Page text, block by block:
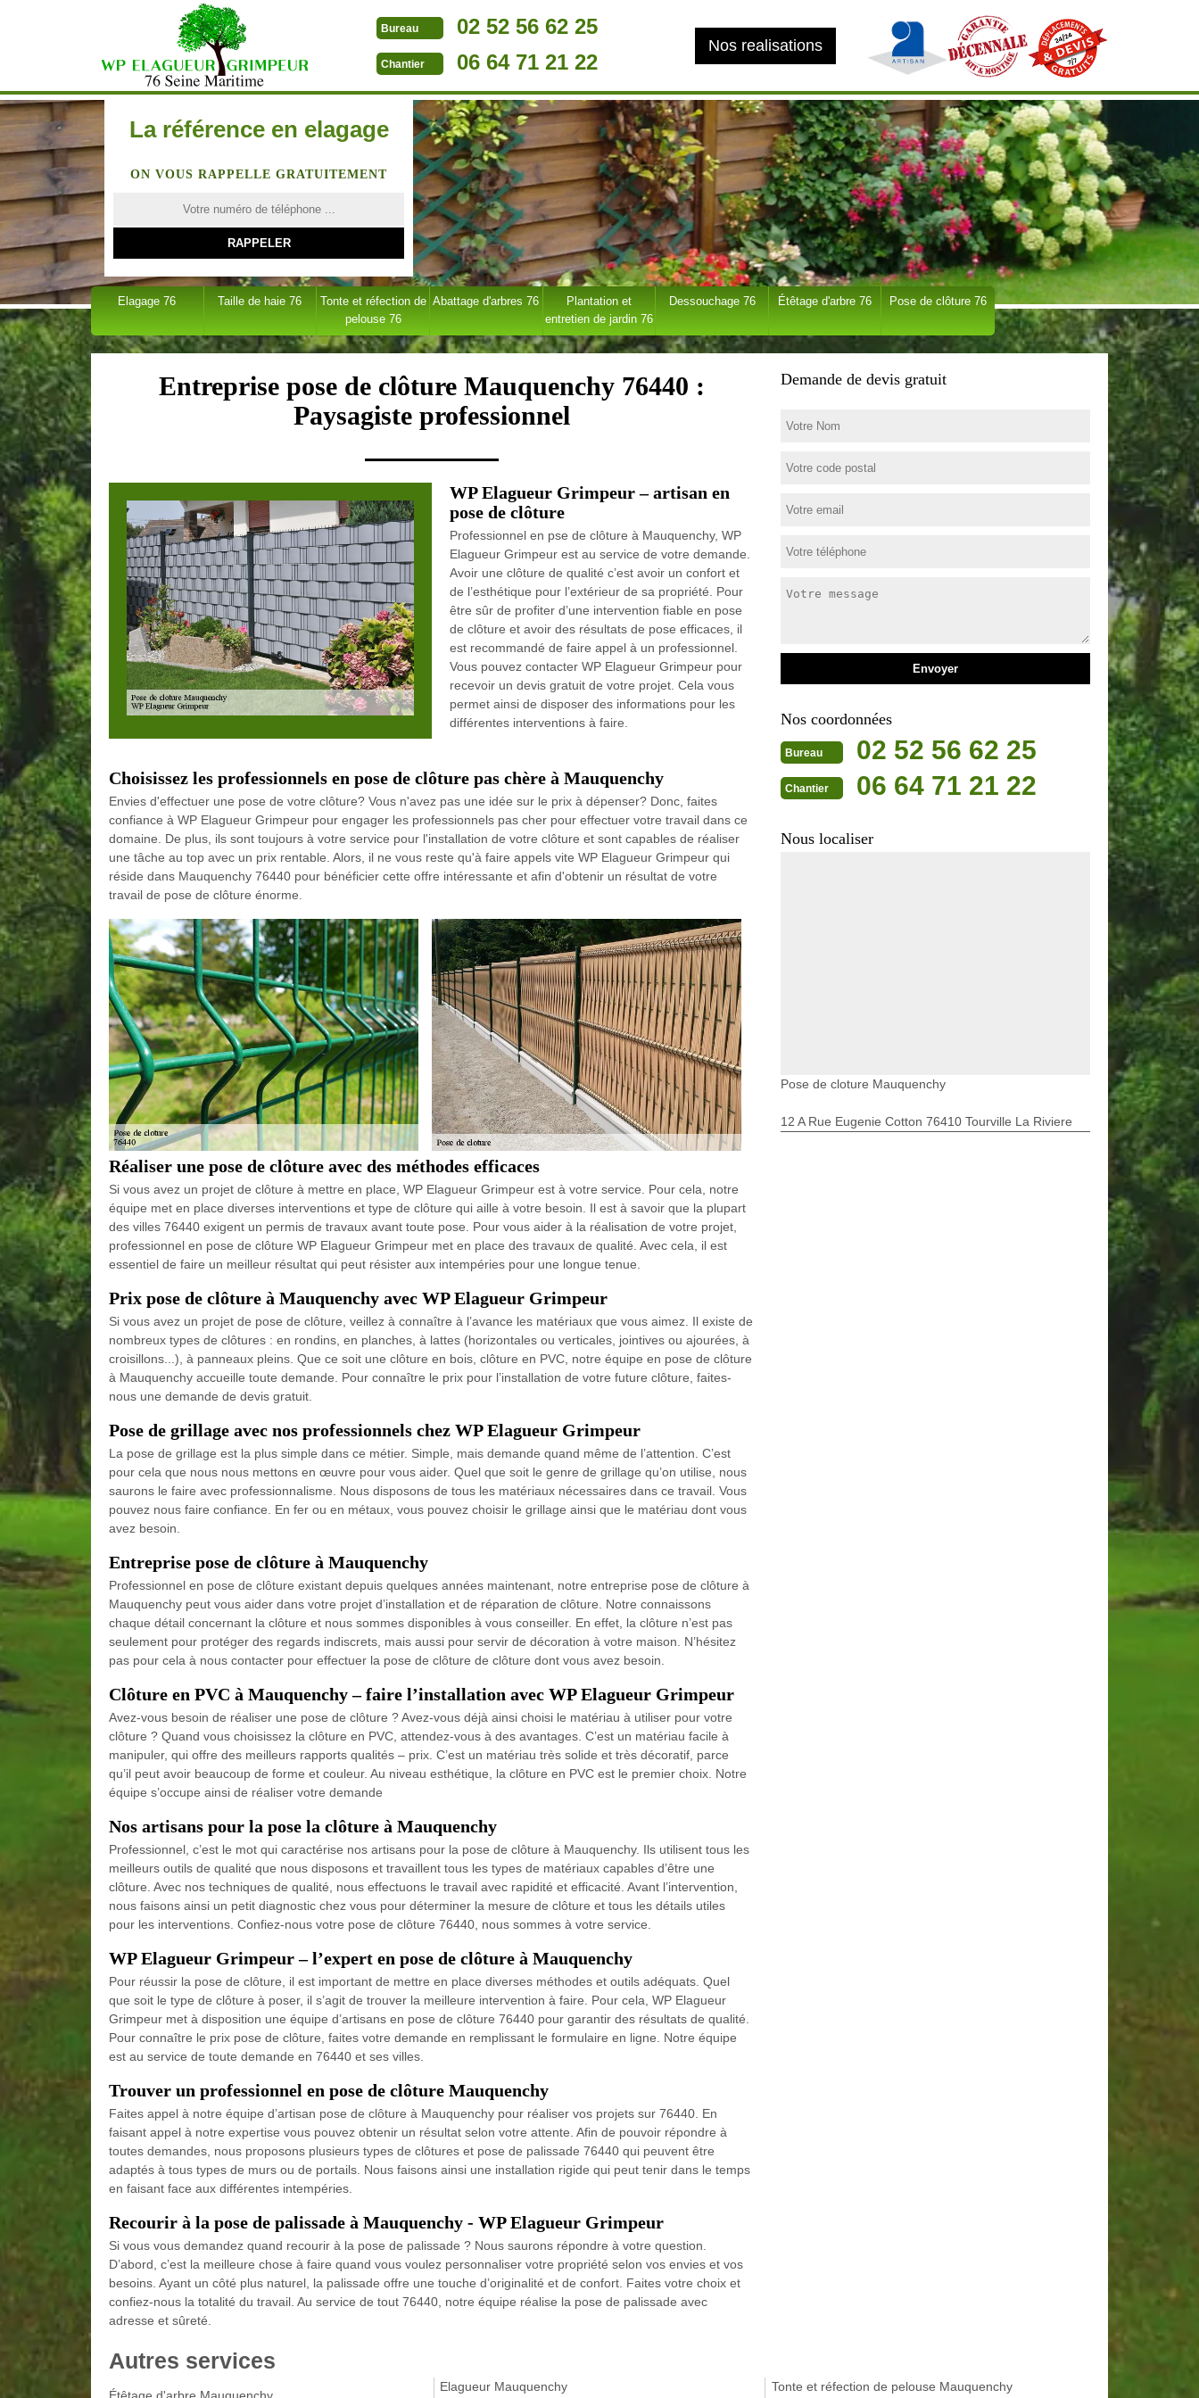
Bureau 02 52 56 62 25
Chantier 06 64 71 21 22
Nos realisations
La référence en elagage
ON VOUS RAPPELLE GRATUITEMENT
Elagage 76 Taille de haie 76
Tonte et réfection de
pelouse 76
Abattage d'arbres 76
Plantation et
entretien de jardin 76
Dessouchage 76 Étêtage d'arbre 76 Pose de clôture 76
Entreprise pose de clôture Mauquenchy 76440 :
Paysagiste professionnel
WP Elagueur Grimpeur – artisan en
pose de clôture
Professionnel en pse de clôture à Mauquenchy, WP
Elagueur Grimpeur est au service de votre demande.
Avoir une clôture de qualité c’est avoir un confort et
de l’esthétique pour l’extérieur de sa propriété. Pour
être sûr de profiter d’une intervention fiable en pose
de clôture et avoir des résultats de pose efficaces, il
est recommandé de faire appel à un professionnel.
Vous pouvez contacter WP Elagueur Grimpeur pour
recevoir un devis gratuit de votre projet. Cela vous
permet ainsi de disposer des informations pour les
différentes interventions à faire.
Choisissez les professionnels en pose de clôture pas chère à Mauquenchy
Envies d'effectuer une pose de votre clôture? Vous n'avez pas une idée sur le prix à dépenser? Donc, faites
confiance à WP Elagueur Grimpeur pour engager les professionnels pas cher pour effectuer votre travail dans ce
domaine. De plus, ils sont toujours à votre service pour l'installation de votre clôture et sont capables de réaliser
une tâche au top avec un prix rentable. Alors, il ne vous reste qu'à faire appels vite WP Elagueur Grimpeur qui
réside dans Mauquenchy 76440 pour bénéficier cette offre intéressante et afin d'obtenir un résultat de votre
travail de pose de clôture énorme.
Réaliser une pose de clôture avec des méthodes efficaces
Si vous avez un projet de clôture à mettre en place, WP Elagueur Grimpeur est à votre service. Pour cela, notre
équipe met en place diverses interventions et type de clôture qui aille à votre besoin. Il est à savoir que la plupart
des villes 76440 exigent un permis de travaux avant toute pose. Pour vous aider à la réalisation de votre projet,
professionnel en pose de clôture WP Elagueur Grimpeur met en place des travaux de qualité. Avec cela, il est
essentiel de faire un meilleur résultat qui peut résister aux intempéries pour une longue tenue.
Prix pose de clôture à Mauquenchy avec WP Elagueur Grimpeur
Si vous avez un projet de pose de clôture, veillez à connaître à l’avance les matériaux que vous aimez. Il existe de
nombreux types de clôtures : en rondins, en planches, à lattes (horizontales ou verticales, jointives ou ajourées, à
croisillons...), à panneaux pleins. Que ce soit une clôture en bois, clôture en PVC, notre équipe en pose de clôture
à Mauquenchy accueille toute demande. Pour connaître le prix pour l’installation de votre future clôture, faites-
nous une demande de devis gratuit.
Pose de grillage avec nos professionnels chez WP Elagueur Grimpeur
La pose de grillage est la plus simple dans ce métier. Simple, mais demande quand même de l’attention. C’est
pour cela que nous nous mettons en œuvre pour vous aider. Quel que soit le genre de grillage qu’on utilise, nous
saurons le faire avec professionnalisme. Nous disposons de tous les matériaux nécessaires dans ce travail. Vous
pouvez nous faire confiance. En fer ou en métaux, vous pouvez choisir le grillage ainsi que le matériau dont vous
avez besoin.
Entreprise pose de clôture à Mauquenchy
Professionnel en pose de clôture existant depuis quelques années maintenant, notre entreprise pose de clôture à
Mauquenchy peut vous aider dans votre projet d’installation et de réparation de clôture. Notre connaissons
chaque détail concernant la clôture et nous sommes disponibles à vous conseiller. En effet, la clôture n’est pas
seulement pour protéger des regards indiscrets, mais aussi pour servir de décoration à votre maison. N’hésitez
pas pour cela à nous contacter pour effectuer la pose de clôture de clôture dont vous avez besoin.
Clôture en PVC à Mauquenchy – faire l’installation avec WP Elagueur Grimpeur
Avez-vous besoin de réaliser une pose de clôture ? Avez-vous déjà ainsi choisi le matériau à utiliser pour votre
clôture ? Quand vous choisissez la clôture en PVC, attendez-vous à des avantages. C’est un matériau facile à
manipuler, qui offre des meilleurs rapports qualités – prix. C’est un matériau très solide et très décoratif, parce
qu’il peut avoir beaucoup de forme et couleur. Au niveau esthétique, la clôture en PVC est le premier choix. Notre
équipe s’occupe ainsi de réaliser votre demande
Nos artisans pour la pose la clôture à Mauquenchy
Professionnel, c’est le mot qui caractérise nos artisans pour la pose de clôture à Mauquenchy. Ils utilisent tous les
meilleurs outils de qualité que nous disposons et travaillent tous les types de matériaux capables d’être une
clôture. Avec nos techniques de qualité, nous effectuons le travail avec rapidité et efficacité. Avant l’intervention,
nous faisons ainsi un petit diagnostic chez vous pour déterminer la mesure de clôture et tous les détails utiles
pour les interventions. Confiez-nous votre pose de clôture 76440, nous sommes à votre service.
WP Elagueur Grimpeur – l’expert en pose de clôture à Mauquenchy
Pour réussir la pose de clôture, il est important de mettre en place diverses méthodes et outils adéquats. Quel
que soit le type de clôture à poser, il s’agit de trouver la meilleure intervention à faire. Pour cela, WP Elagueur
Grimpeur met à disposition une équipe d’artisans en pose de clôture 76440 pour garantir des résultats de qualité.
Pour connaître le prix pose de clôture, faites votre demande en remplissant le formulaire en ligne. Notre équipe
est au service de toute demande en 76440 et ses villes.
Trouver un professionnel en pose de clôture Mauquenchy
Faites appel à notre équipe d’artisan pose de clôture à Mauquenchy pour réaliser vos projets sur 76440. En
faisant appel à notre expertise vous pouvez obtenir un résultat selon votre attente. Afin de pouvoir répondre à
toutes demandes, nous proposons plusieurs types de clôtures et pose de palissade 76440 qui peuvent être
adaptés à tous types de murs ou de portails. Nous faisons ainsi une installation rigide qui peut tenir dans le temps
en faisant face aux différentes intempéries.
Recourir à la pose de palissade à Mauquenchy - WP Elagueur Grimpeur
Si vous vous demandez quand recourir à la pose de palissade ? Nous saurons répondre à votre question.
D’abord, c’est la meilleure chose à faire quand vous voulez personnaliser votre propriété selon vos envies et vos
besoins. Ayant un côté plus naturel, la palissade offre une touche d’originalité et de confort. Faites votre choix et
confiez-nous la totalité du travail. Au service de tout 76440, notre équipe réalise la pose de palissade avec
adresse et sûreté.
Demande de devis gratuit
Nos coordonnées
Bureau 02 52 56 62 25
Chantier 06 64 71 21 22
Nous localiser
Pose de cloture Mauquenchy
12 A Rue Eugenie Cotton 76410 Tourville La Riviere
Autres services
Elagueur Mauquenchy Tonte et réfection de pelouse Mauquenchy